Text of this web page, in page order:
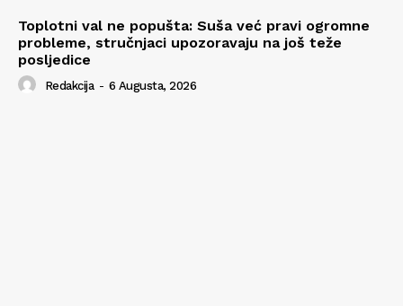
Toplotni val ne popušta: Suša već pravi ogromne
probleme, stručnjaci upozoravaju na još teže
posljedice
Redakcija - 6 Augusta, 2026